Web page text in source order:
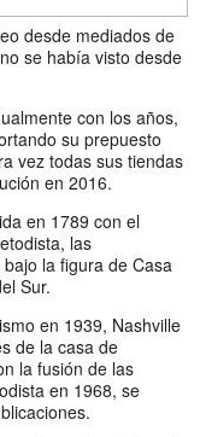
desde mediados de
se había visto desde
con los años,
su prepuesto
vez todas sus tiendas
en 2016.
en 1789 con el
las
la figura de Casa
Sur.
en 1939, Nashville
de la casa de
la fusión de las
en 1968, se